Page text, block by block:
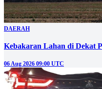
DAERAH
Kebakaran Lahan di Dekat
06 Aug 2026 09:00 UTC